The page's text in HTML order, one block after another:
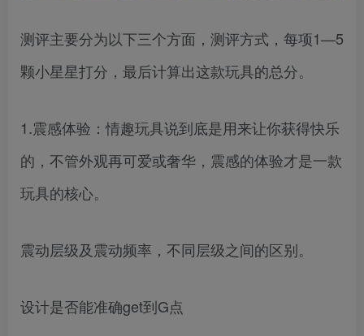
测评主要分为以下三个方面，测评方式，每项1—5
颗小星星打分，最后计算出这款玩具的总分。
1.震感体验：情趣玩具说到底是用来让你获得快乐
的，不管外观再可爱或奢华，震感的体验才是一款
玩具的核心。
震动层级及震动频率，不同层级之间的区别。
设计是否能准确get到G点